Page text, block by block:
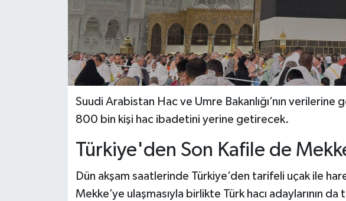
Suudi Arabistan Hac ve Umre Bakanlığı’nın verilerine
800 bin kişi hac ibadetini yerine getirecek.
Türkiye'den Son Kafile de
Dün akşam saatlerinde Türkiye’den tarifeli uçak ile
Mekke’ye ulaşmasıyla birlikte Türk hacı adaylarının